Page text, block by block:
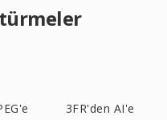
3FR'den AI'e